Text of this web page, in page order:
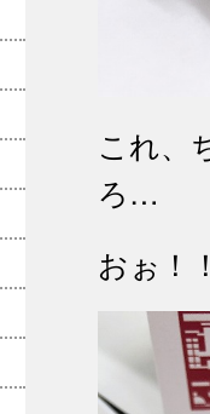
これ、
ろ…
おぉ！